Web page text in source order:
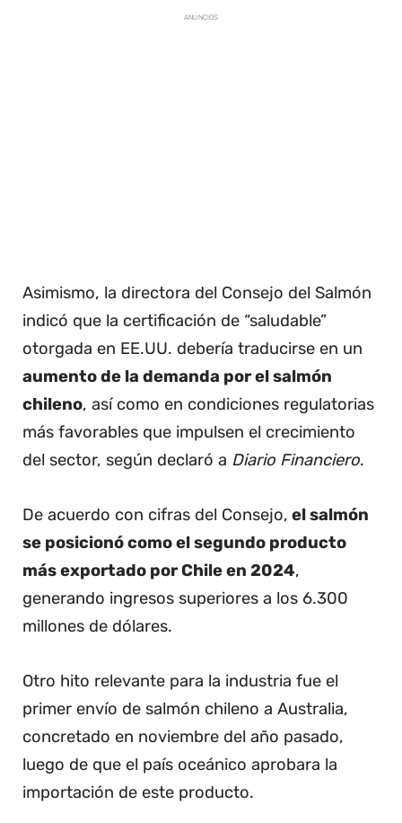
ANUNCIOS
Asimismo, la directora del Consejo del Salmón
indicó que la certificación de “saludable”
otorgada en EE.UU. debería traducirse en un
aumento de la demanda por el salmón
chileno, así como en condiciones regulatorias
más favorables que impulsen el crecimiento
del sector, según declaró a Diario Financiero.
De acuerdo con cifras del Consejo, el salmón
se posicionó como el segundo producto
más exportado por Chile en 2024,
generando ingresos superiores a los 6.300
millones de dólares.
Otro hito relevante para la industria fue el
primer envío de salmón chileno a Australia,
concretado en noviembre del año pasado,
luego de que el país oceánico aprobara la
importación de este producto.